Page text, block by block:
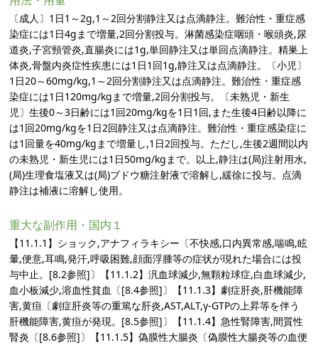
〔成人〕1日1～2g,1～2回分割静注又は点滴静注。難治性・重症感
染症には1日4gまで増量,2回分割投与。淋菌感染症咽頭・喉頭炎,尿
道炎,子宮頸管炎,直腸炎には1g,単回静注又は単回点滴静注。精巣上
体炎,骨盤内炎症性疾患には1日1回1g,静注又は点滴静注。〔小児〕
1日20～60mg/kg,1～2回分割静注又は点滴静注。難治性・重症感
染症には1日120mg/kgまで増量,2回分割投与。〔未熟児・新生
児〕生後0～3日齢には1回20mg/kgを1日1回,また生後4日齢以降に
は1回20mg/kgを1日2回静注又は点滴静注。難治性・重症感染症に
は1回量を40mg/kgまで増量し,1日2回投与。ただし,生後2週間以内
の未熟児・新生児には1日50mg/kgまで。以上,静注は(局)注射用水,
(局)生理食塩液又は(局)ブドウ糖注射液で溶解し,緩徐に投与。点滴
静注は補液に溶解し使用。
重大な副作用・国内１
【11.1.1】ショック,アナフィラキシー〔不快感,口内異常感,喘鳴,眩
暈,便意,耳鳴,発汗,呼吸困難,顔面浮腫等の症状が現れた場合には投
与中止。[8.2参照]〕【11.1.2】汎血球減少,無顆粒球症,白血球減少,
血小板減少,溶血性貧血〔[8.4参照]〕【11.1.3】劇症肝炎,肝機能障
害,黄疸〔劇症肝炎等の重篤な肝炎,AST,ALT,γ-GTPの上昇等を伴う
肝機能障害,黄疸が発現。[8.5参照]〕【11.1.4】急性腎障害,間質性
腎炎〔[8.6参照]〕【11.1.5】偽膜性大腸炎〔偽膜性大腸炎等の血便